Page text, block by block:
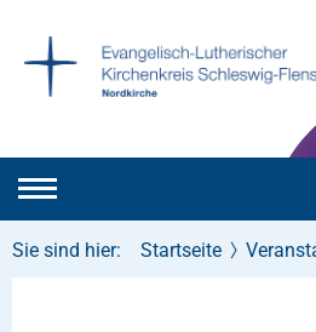
Sie sind hier: Startseite